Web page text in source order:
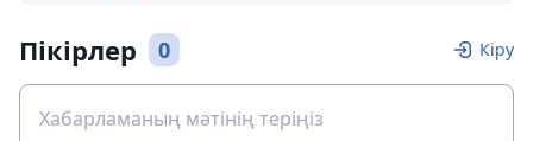
Пікірлер 0 Кіру